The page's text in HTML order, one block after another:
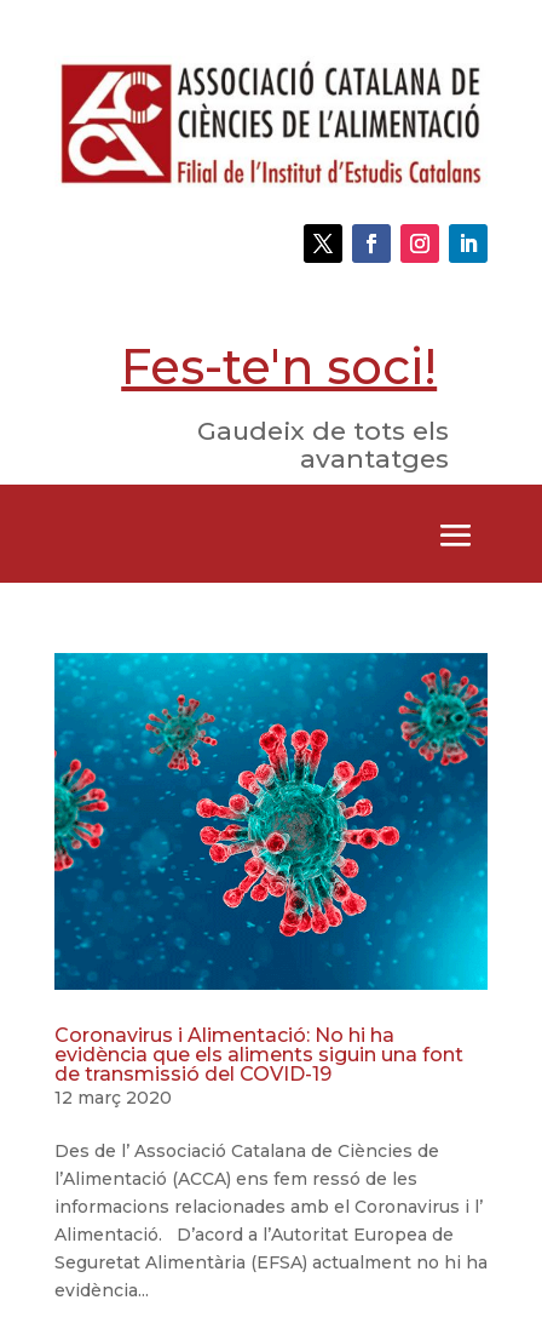
Fes-te'n soci!
Gaudeix de tots els
avantatges
Coronavirus i Alimentació: No hi ha
evidència que els aliments siguin una font
de transmissió del COVID-19
12 març 2020
Des de l’ Associació Catalana de Ciències de
l’Alimentació (ACCA) ens fem ressó de les
informacions relacionades amb el Coronavirus i l’
Alimentació. D’acord a l’Autoritat Europea de
Seguretat Alimentària (EFSA) actualment no hi ha
evidència...